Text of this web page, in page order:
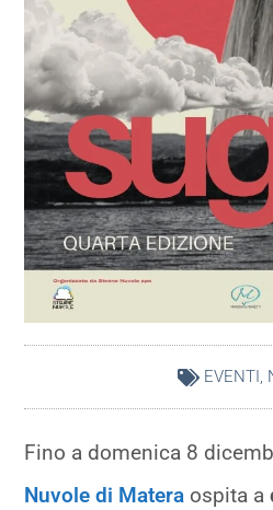
EVENTI,
Fino a domenica 8
Nuvole di Matera ospita a